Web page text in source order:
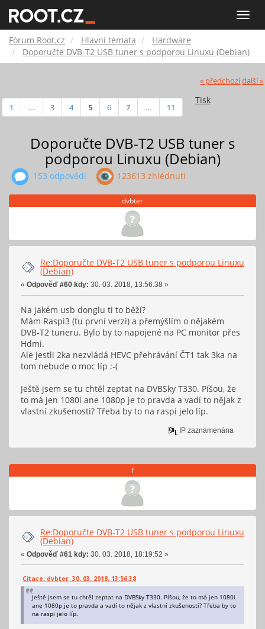
Toggle
Root.cz
Fórum Root.cz Hlavní témata
Hardware
Doporučte DVB-T2 USB tuner s podporou Linuxu (Debian)
« předchozídalší »
Tisk
1 ... 3 4 5 6 7 ... 11
Doporučte DVB-T2 USB tuner s
podporou Linuxu (Debian)
153 odpovědí 123613 zhlédnutí
dvbter
Re:Doporučte DVB-T2 USB tuner s podporou Linuxu
(Debian)
« Odpověď #60 kdy: 30. 03. 2018, 13:56:38 »
Na jakém usb donglu ti to běží?
Mám Raspi3 (tu první verzi) a přemýšlím o nějakém
DVB-T2 tuneru. Bylo by to napojené na PC monitor přes
Hdmi.
Ale jestli 2ka nezvládá HEVC přehrávání ČT1 tak 3ka na
tom nebude o moc líp :-(
Ještě jsem se tu chtěl zeptat na DVBSky T330. Píšou, že
to má jen 1080i ane 1080p je to pravda a vadí to nějak z
vlastní zkušenosti? Třeba by to na raspi jelo líp.
IP zaznamenána
f
Re:Doporučte DVB-T2 USB tuner s podporou Linuxu
(Debian)
« Odpověď #61 kdy: 30. 03. 2018, 18:19:52 »
Citace: dvbter 30. 03. 2018, 13:56:38
Ještě jsem se tu chtěl zeptat na DVBSky T330. Píšou, že to má jen 1080i
ane 1080p je to pravda a vadí to nějak z vlastní zkušenosti? Třeba by to
na raspi jelo líp.